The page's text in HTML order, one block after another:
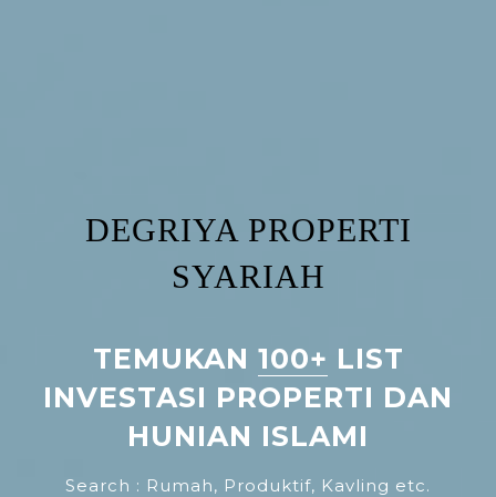
DEGRIYA PROPERTI
SYARIAH
TEMUKAN 100+ LIST
INVESTASI PROPERTI DAN
HUNIAN ISLAMI
Search : Rumah, Produktif, Kavling etc.